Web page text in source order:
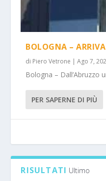
BOLOGNA –
di Piero Vetrone |Ago 7,
Bologna – Dall’Abruzzo
PER SAPERNE DI PIÙ
RISULTATI Ultimo